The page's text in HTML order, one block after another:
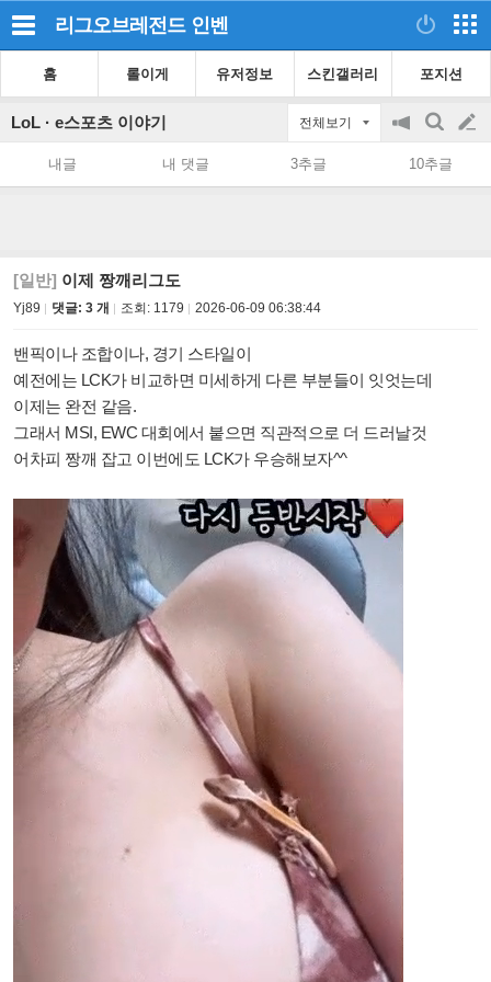
리그오브레전드 인벤
홈 롤이게 유저정보 스킨갤러리 포지션
LoL · e스포츠 이야기 전체보기
공
지
on/off
검
색
글
쓰
내글 내 댓글 3추글 10추글
[일반] 이제 짱깨리그도
Yj89 댓글: 3 개 조회: 1179 2026-06-09 06:38:44
밴픽이나 조합이나, 경기 스타일이
예전에는 LCK가 비교하면 미세하게 다른 부분들이 잇엇는데
이제는 완전 같음.
그래서 MSI, EWC 대회에서 붙으면 직관적으로 더 드러날것
어차피 짱깨 잡고 이번에도 LCK가 우승해보자^^